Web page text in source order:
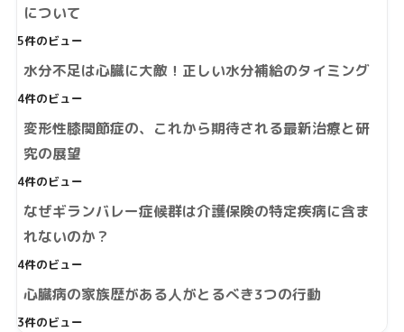
について
5件のビュー
水分不足は心臓に大敵！正しい水分補給のタイミング
4件のビュー
変形性膝関節症の、これから期待される最新治療と研
究の展望
4件のビュー
なぜギランバレー症候群は介護保険の特定疾病に含ま
れないのか？
4件のビュー
心臓病の家族歴がある人がとるべき3つの行動
3件のビュー